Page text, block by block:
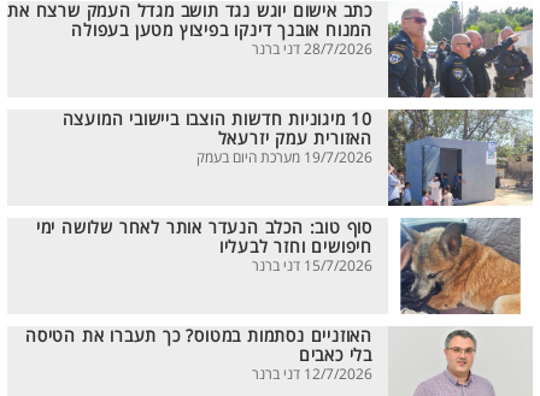
כתב אישום יוגש נגד תושב מגדל העמק שרצח את
המנוח אובנך דינקו בפיצוץ מטען בעפולה
28/7/2026 דני ברנר
10 מיגוניות חדשות הוצבו ביישובי המועצה
האזורית עמק יזרעאל
19/7/2026 מערכת היום בעמק
סוף טוב: הכלב הנעדר אותר לאחר שלושה ימי
חיפושים וחזר לבעליו
15/7/2026 דני ברנר
האוזניים נסתמות במטוס? כך תעברו את הטיסה
בלי כאבים
12/7/2026 דני ברנר